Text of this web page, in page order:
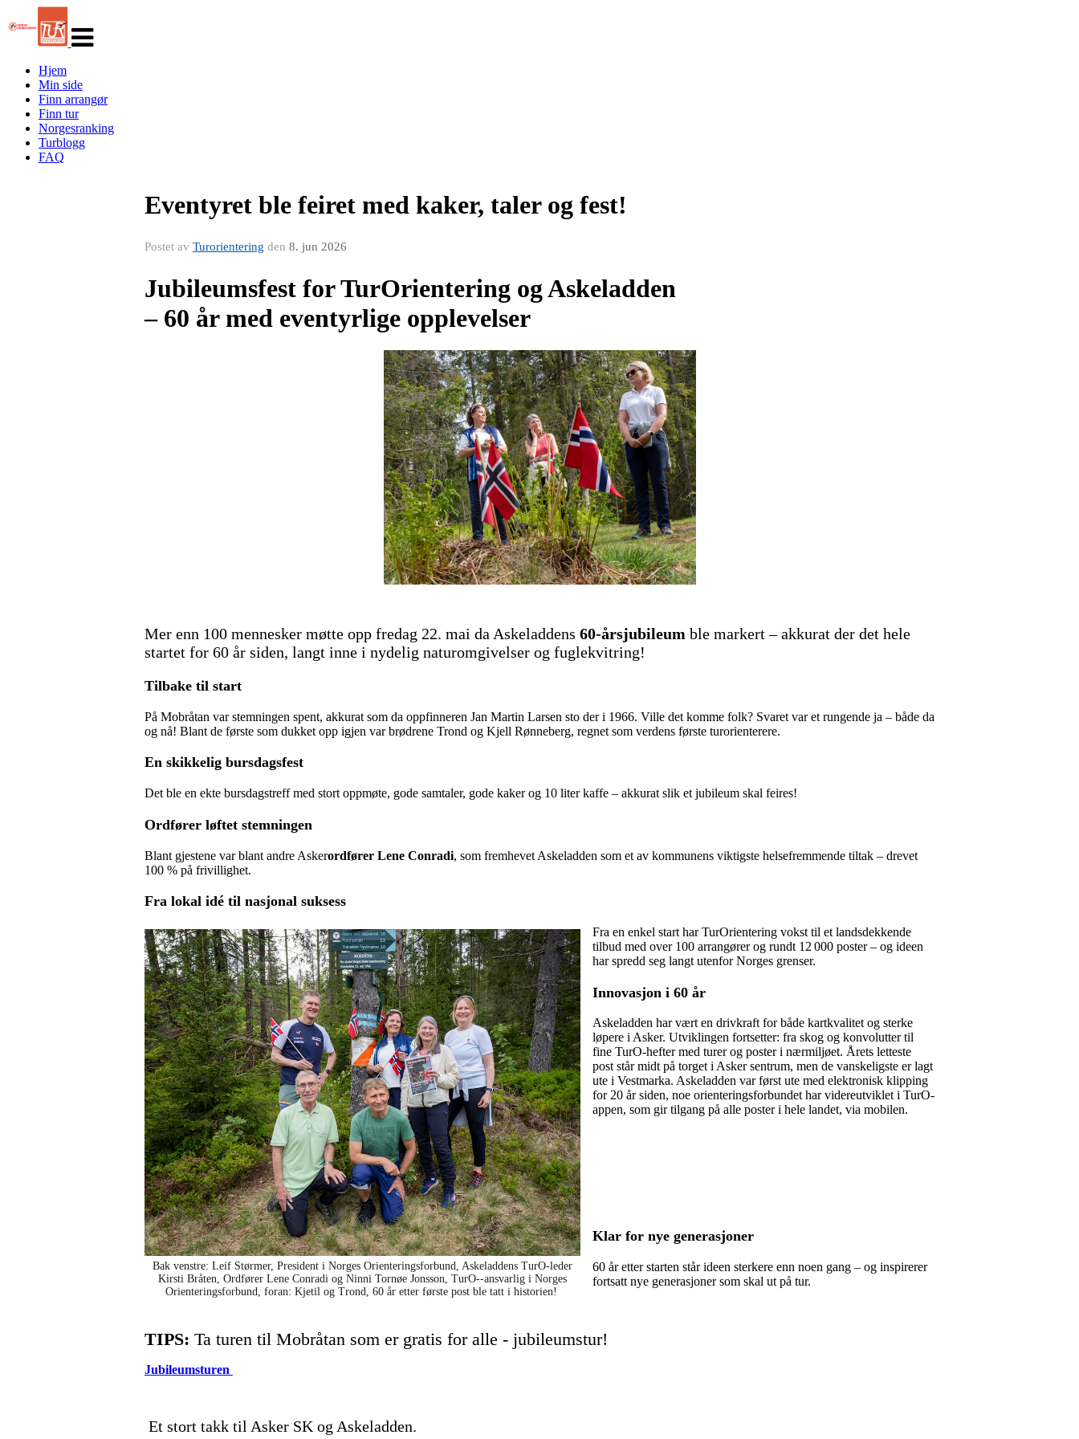
navigasjon
Hjem
Min side
Finn arrangør
Finn tur
Norgesranking
Turblogg
FAQ
Eventyret ble feiret med kaker, taler og fest!
Postet av Turorientering den 8. jun 2026
Jubileumsfest for TurOrientering og Askeladden
– 60 år med eventyrlige opplevelser
Mer enn 100 mennesker møtte opp fredag 22. mai da Askeladdens 60-årsjubileum ble markert – akkurat der det hele
startet for 60 år siden, langt inne i nydelig naturomgivelser og fuglekvitring!
Tilbake til start
På Mobråtan var stemningen spent, akkurat som da oppfinneren Jan Martin Larsen sto der i 1966. Ville det komme folk? Svaret var et rungende ja – både da
og nå! Blant de første som dukket opp igjen var brødrene Trond og Kjell Rønneberg, regnet som verdens første turorienterere.
En skikkelig bursdagsfest
Det ble en ekte bursdagstreff med stort oppmøte, gode samtaler, gode kaker og 10 liter kaffe – akkurat slik et jubileum skal feires!
Ordfører løftet stemningen
Blant gjestene var blant andre Askerordfører Lene Conradi, som fremhevet Askeladden som et av kommunens viktigste helsefremmende tiltak – drevet
100 % på frivillighet.
Fra lokal idé til nasjonal suksess
Fra en enkel start har TurOrientering vokst til et
Bak venstre: Leif Størmer, President i Norges Orienteringsforbund, Askeladdens TurO-leder
Kirsti Bråten, Ordfører Lene Conradi og Ninni Tornøe Jonsson, TurO--ansvarlig i Norges
Orienteringsforbund, foran: Kjetil og Trond, 60 år etter første post ble tatt i historien!
landsdekkende
tilbud med over 100 arrangører og rundt 12 000 poster – og ideen
har spredd seg langt utenfor Norges grenser.
Innovasjon i 60 år
Askeladden har vært en drivkraft for både kartkvalitet og sterke
løpere i Asker. Utviklingen fortsetter: fra skog og konvolutter til
fine TurO-hefter med turer og poster i nærmiljøet. Årets letteste
post står midt på torget i Asker sentrum, men de vanskeligste er lagt
ute i Vestmarka. Askeladden var først ute med elektronisk klipping
for 20 år siden, noe orienteringsforbundet har videreutviklet i TurO-
appen, som gir tilgang på alle poster i hele landet, via mobilen.
Klar for nye generasjoner
60 år etter starten står ideen sterkere enn noen gang – og inspirerer
fortsatt nye generasjoner som skal ut på tur.
TIPS: Ta turen til Mobråtan som er gratis for alle - jubileumstur!
Jubileumsturen
Et stort takk til Asker SK og Askeladden.